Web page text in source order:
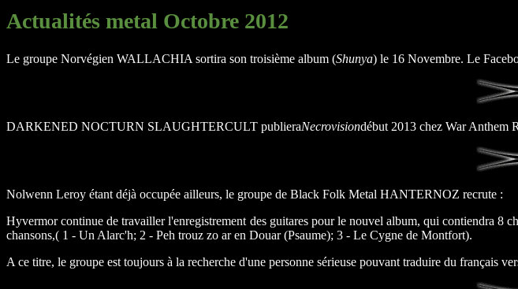
Actualités metal Octobre 2012
Le groupe Norvégien WALLACHIA sortira son troisième album (Shunya) le 16 Novembre. Le
DARKENED NOCTURN SLAUGHTERCULT publieraNecrovisiondébut 2013 chez War Anthem
Nolwenn Leroy étant déjà occupée ailleurs, le groupe de Black Folk Metal HANTERNOZ recrute :
Hyvermor continue de travailler l'enregistrement des guitares pour le nouvel album, qui contiendra 8
chansons,( 1 - Un Alarc'h; 2 - Peh trouz zo ar en Douar (Psaume); 3 - Le Cygne de Montfort).
A ce titre, le groupe est toujours à la recherche d'une personne sérieuse pouvant traduire du français